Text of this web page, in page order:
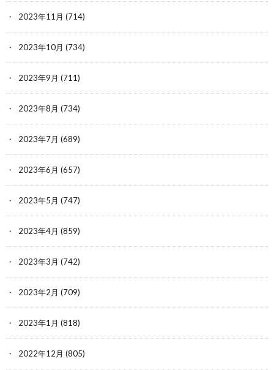
2023年11月 (714)
2023年10月 (734)
2023年9月 (711)
2023年8月 (734)
2023年7月 (689)
2023年6月 (657)
2023年5月 (747)
2023年4月 (859)
2023年3月 (742)
2023年2月 (709)
2023年1月 (818)
2022年12月 (805)